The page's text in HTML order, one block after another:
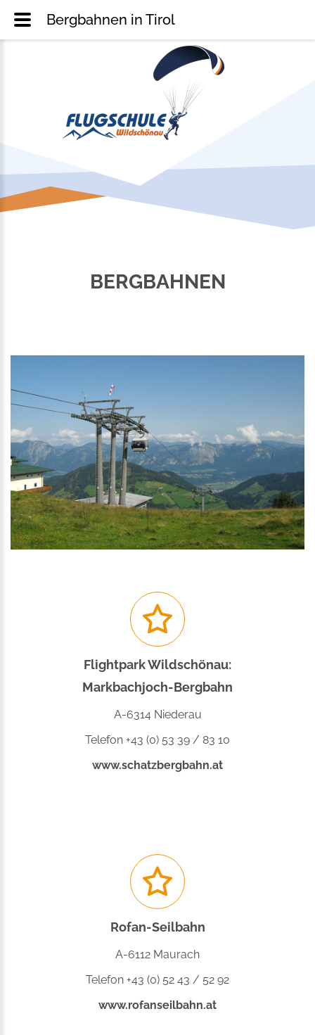
BERGBAHNEN
Flightpark Wildschönau:
Markbachjoch-Bergbahn
A-6314 Niederau
Telefon +43 (0) 53 39 / 83 10
www.schatzbergbahn.at
Rofan-Seilbahn
A-6112 Maurach
Telefon +43 (0) 52 43 / 52 92
www.rofanseilbahn.at
Bergbahnen in Tirol